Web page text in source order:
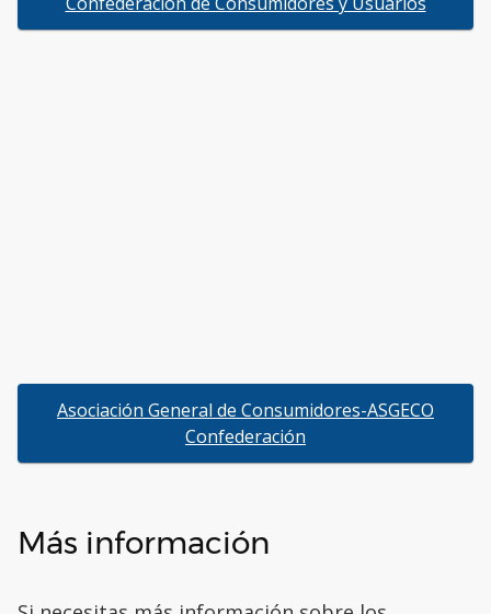
Asociación General de Consumidores-ASGECO
Confederación
Más información